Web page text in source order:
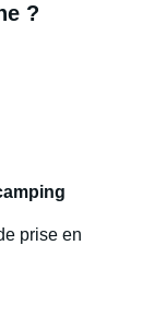
?
prise en